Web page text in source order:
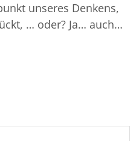
unseres Denkens,
… oder? Ja… auch…